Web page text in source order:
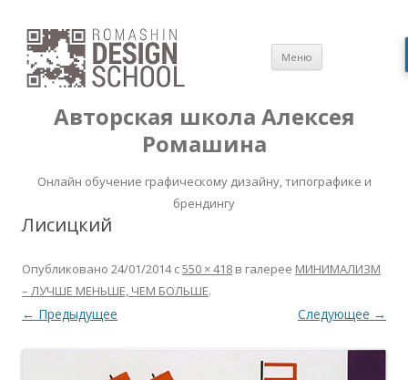
Авторская школа Алексея
Ромашина
Онлайн обучение графическому дизайну, типографике и
брендингу
Меню
содержимому
Лисицкий
Опубликовано 24/01/2014с550 × 418 в галерее МИНИМАЛИЗМ
– ЛУЧШЕ МЕНЬШЕ, ЧЕМ БОЛЬШЕ.
← Предыдущее Следующее →